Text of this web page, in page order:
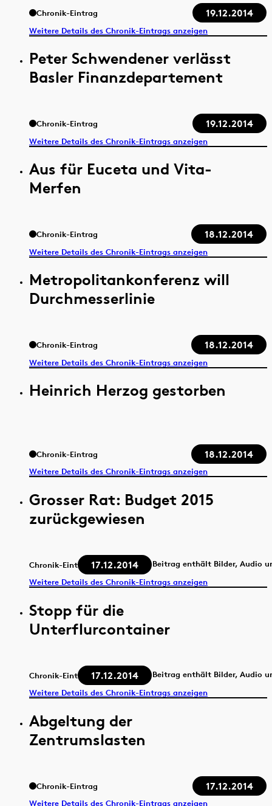
Chronik-Eintrag 19.12.2014
Weitere Details des Chronik-Eintrags anzeigen
Peter Schwendener verlässt
Basler Finanzdepartement
Chronik-Eintrag 19.12.2014
Weitere Details des Chronik-Eintrags anzeigen
Aus für Euceta und Vita-
Merfen
Chronik-Eintrag 18.12.2014
Weitere Details des Chronik-Eintrags anzeigen
Metropolitankonferenz will
Durchmesserlinie
Chronik-Eintrag 18.12.2014
Weitere Details des Chronik-Eintrags anzeigen
Heinrich Herzog gestorben
Chronik-Eintrag 18.12.2014
Weitere Details des Chronik-Eintrags anzeigen
Grosser Rat: Budget 2015
zurückgewiesen
Chronik-Eintrag 17.12.2014
Beitrag enthält Bilder, Audio
Weitere Details des Chronik-Eintrags anzeigen
Stopp für die
Unterflurcontainer
Chronik-Eintrag 17.12.2014
Beitrag enthält Bilder, Audio
Weitere Details des Chronik-Eintrags anzeigen
Abgeltung der
Zentrumslasten
Chronik-Eintrag 17.12.2014
Weitere Details des Chronik-Eintrags anzeigen